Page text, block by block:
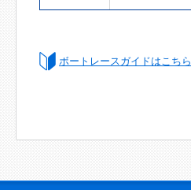
ボートレースガイドはこちら